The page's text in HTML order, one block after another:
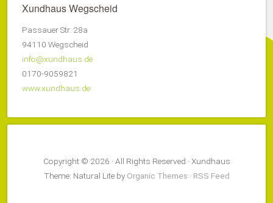
Xundhaus Wegscheid
Passauer Str. 28a
94110 Wegscheid
info@xundhaus.de
0170-9059821
www.xundhaus.de
Copyright © 2026 · All Rights Reserved · Xundhaus
Theme: Natural Lite by Organic Themes · RSS Feed